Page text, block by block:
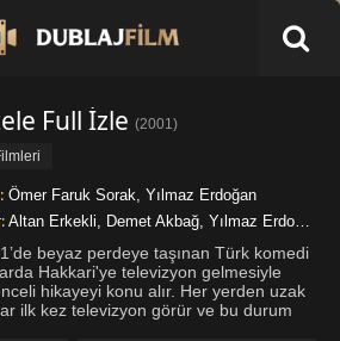
Full İzle (2001)
Ömer Faruk Sorak, Yılmaz Erdoğan
Altan Erkekli, Demet Akbağ, Yılmaz Erdoğan
beyaz perdeye taşınan Türk komedi
Hakkari'ye televizyon gelmesiyle
hikayeyi konu alır. Her yerden uzak
ilk kez televizyon görür ve bu durum